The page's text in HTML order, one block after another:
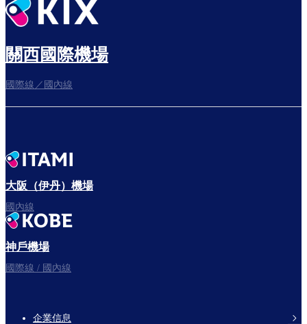
關西國際機場
國際線／國內線
大阪（伊丹）機場
國內線
神戶機場
國際線 / 國內線
企業信息